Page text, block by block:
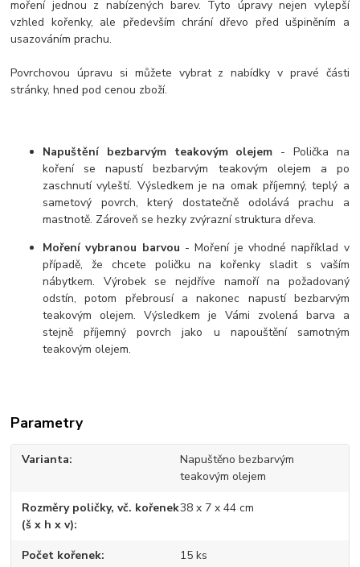
moření jednou z nabízených barev. Tyto úpravy nejen vylepší
vzhled kořenky, ale především chrání dřevo před ušpiněním a
usazováním prachu.
Povrchovou úpravu si můžete vybrat z nabídky v pravé části
stránky, hned pod cenou zboží.
Napuštění bezbarvým teakovým olejem - Polička na
koření se napustí bezbarvým teakovým olejem a po
zaschnutí vyleští. Výsledkem je na omak příjemný, teplý a
sametový povrch, který dostatečně odolává prachu a
mastnotě. Zároveň se hezky zvýrazní struktura dřeva.
Moření vybranou barvou - Moření je vhodné například v
případě, že chcete poličku na kořenky sladit s vaším
nábytkem. Výrobek se nejdříve namoří na požadovaný
odstín, potom přebrousí a nakonec napustí bezbarvým
teakovým olejem. Výsledkem je Vámi zvolená barva a
stejně příjemný povrch jako u napouštění samotným
teakovým olejem.
Parametry
Varianta
Napuštěno bezbarvým
teakovým olejem
Rozměry poličky, vč. kořenek
(š x h x v)
38 x 7 x 44 cm
Počet kořenek 15 ks